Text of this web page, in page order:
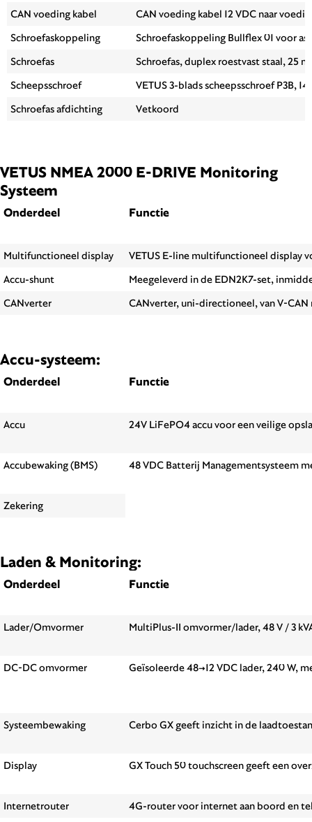
CAN voeding kabel
CAN voeding kabel 12 VDC naar
Schroefaskoppeling
Schroefaskoppeling Bullflex 01 voor
Schroefas
Schroefas, duplex roestvast staal, 25
Scheepsschroef
VETUS 3-blads scheepsschroef P3B,
Schroefas afdichting
Vetkoord
VETUS NMEA 2000 E-DRIVE Monitoring
Systeem
Onderdeel Functie
Multifunctioneel display
VETUS E-line multifunctioneel display
Accu-shunt
Meegeleverd in de EDN2K7-set,
CANverter
CANverter, uni-directioneel, van V-CAN
Accu-systeem:
Onderdeel Functie
Accu 24V LiFePO4 accu voor een veilige
Accubewaking (BMS) 48 VDC Batterij Managementsysteem
Zekering
Laden & Monitoring:
Onderdeel Functie
Lader/Omvormer MultiPlus-II omvormer/lader, 48 V / 3
DC-DC omvormer Geïsoleerde 48→12 VDC lader, 240 W,
Systeembewaking Cerbo GX geeft inzicht in de
Display GX Touch 50 touchscreen geeft een
Internetrouter
4G-router voor internet aan boord en